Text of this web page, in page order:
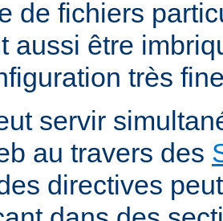
de fichiers
aussi être
très
servir
au travers des
directives